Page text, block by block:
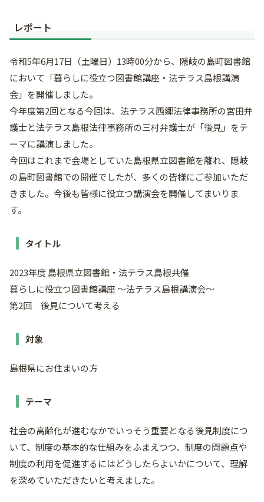
レポート
令和5年6月17日（土曜日）13時00分から、隠岐の島町図書館
において「暮らしに役立つ図書館講座・法テラス島根講演
会」を開催しました。
今年度第2回となる今回は、法テラス西郷法律事務所の宮田弁
護士と法テラス島根法律事務所の三村弁護士が「後見」をテ
ーマに講演しました。
今回はこれまで会場としていた島根県立図書館を離れ、隠岐
の島町図書館での開催でしたが、多くの皆様にご参加いただ
きました。今後も皆様に役立つ講演会を開催してまいりま
す。
タイトル
2023年度 島根県立図書館・法テラス島根共催
暮らしに役立つ図書館講座 ～法テラス島根講演会～
第2回 後見について考える
対象
島根県にお住まいの方
テーマ
社会の高齢化が進むなかでいっそう重要となる後見制度につ
いて、制度の基本的な仕組みをふまえつつ、制度の問題点や
制度の利用を促進するにはどうしたらよいかについて、理解
を深めていただきたいと考えました。